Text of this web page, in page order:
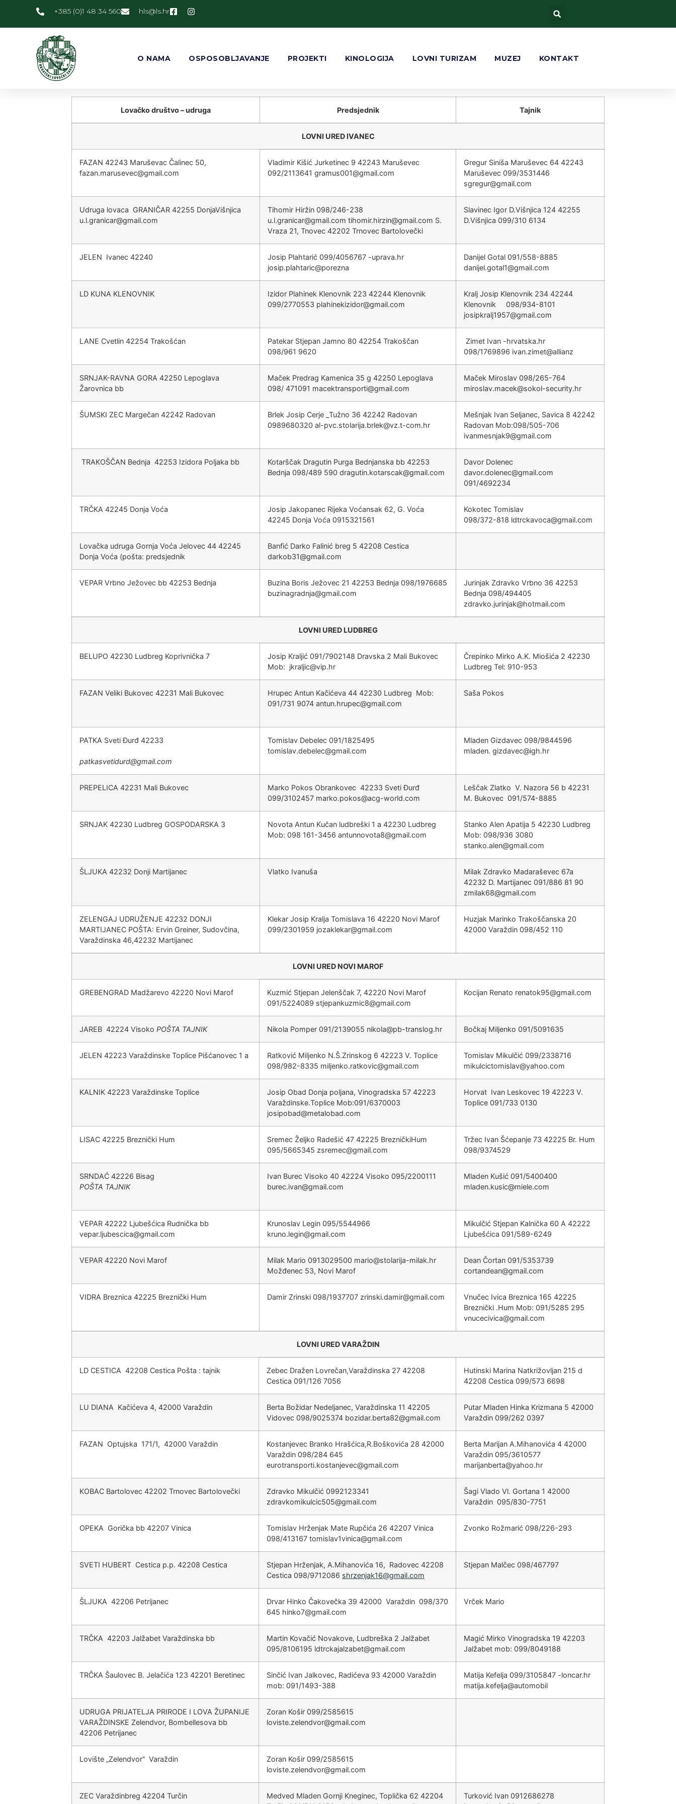
+385 (0)1 48 34 560 rh.sl
@slh
O NAMA OSPOSOBLJAVANJE PROJEKTI KINOLOGIJA LOVNI TURIZAM MUZEJ KONTAKT
Lovačko društvo – udruga Predsjednik Tajnik
LOVNI URED IVANEC
FAZAN 42243 Maruševac Čalinec 50,
moc.liamg
@cevesuram.nazaf
Vladimir Kišić Jurketinec 9 42243 Maruševec
092/2113641
moc.liamg
@100sumarg
Gregur Siniša Maruševec 64 42243
Maruševec 099/3531446
moc.liamg
@rugergs
Udruga lovaca GRANIČAR 42255 DonjaVišnjica
moc.liamg
@racinarg.l.u
Tihomir Hiržin 098/246-238
moc.liamg
@nizrih.rimohit
moc.liamg
@racinarg.l.u
S.
Vraza 21, Tnovec 42202 Trnovec Bartolovečki
Slavinec Igor D.Višnjica 124 42255
D.Višnjica 099/310 6134
JELEN Ivanec 42240 Josip Plahtarić 099/4056767 rh.avarpu-
anzerop
@cirathalp.pisoj
Danijel Gotal 091/558-8885
moc.liamg
@1latog.lejinad
LD KUNA KLENOVNIK
Izidor Plahinek Klenovnik 223 42244 Klenovnik
099/2770553
moc.liamg
@rodizikenihalp
Kralj Josip Klenovnik 234 42244
Klenovnik 098/934-8101
moc.liamg
@7591jlarkpisoj
LANE Cvetlin 42254 Trakošćan
Patekar Stjepan Jamno 80 42254 Trakoščan
098/961 9620
Zimet Ivan rh.akstavrh-
znailla
@temiz.navi
SRNJAK-RAVNA GORA 42250 Lepoglava
Žarovnica bb
Maček Predrag Kamenica 35 g 42250 Lepoglava
098/ 471091
moc.liamg
@itropsnartkecam
Maček Miroslav 098/265-764
rh.ytiruces-lokos
@kecam.valsorim
ŠUMSKI ZEC Margečan 42242 Radovan
Brlek Josip Cerje _Tužno 36 42242 Radovan
0989680320
rh.moc-t.zv
@kelrb.ajiralots.cvp-la
Mešnjak Ivan Seljanec, Savica 8 42242
Radovan Mob:098/505-706
moc.liamg
@9kajnsemnavi
TRAKOŠČAN Bednja 42253 Izidora Poljaka bb
Kotarščak Dragutin Purga Bednjanska bb 42253
Bednja 098/489 590
moc.liamg
@kacsratok.nitugard
Davor Dolenec
moc.liamg
@cenelod.rovad
091/4692234
TRČKA 42245 Donja Voća
Josip Jakopanec Rijeka Voćansak 62, G. Voća
42245 Donja Voća 0915321561
Kokotec Tomislav
moc.liamg
@acovakcrtdl
Lovačka udruga Gornja Voća Jelovec 44 42245
Donja Voća (pošta: predsjednik
Banfić Darko Falinić breg 5 42208 Cestica
moc.liamg
@13bokrad
VEPAR Vrbno Ježovec bb 42253 Bednja
Buzina Boris Ježovec 21 42253 Bednja 098/1976685
moc.liamg
@ajndarganizub
Jurinjak Zdravko Vrbno 36 42253
Bednja 098/494405
moc.liamtoh
@kajniruj.okvardz
LOVNI URED LUDBREG
BELUPO 42230 Ludbreg Koprivnička 7
Josip Kraljić 091/7902148 Dravska 2 Mali Bukovec
Mob:
rh.piv
@cijlarkj
Črepinko Mirko A.K. Miošića 2 42230
Ludbreg Tel: 910-953
FAZAN Veliki Bukovec 42231 Mali Bukovec
Hrupec Antun Kačićeva 44 42230 Ludbreg Mob:
091/731 9074
moc.liamg
@cepurh.nutna
Saša Pokos
PATKA Sveti Đurđ 42233
moc.liamg
@druditevsaktap
Tomislav Debelec 091/1825495
moc.liamg
@celebed.valsimot
Mladen Gizdavec 098/9844596
mladen.
rh.hgi
@cevadzig
PREPELICA 42231 Mali Bukovec
Marko Pokos Obrankovec 42233 Sveti Đurđ
099/3102457
moc.dlrow-gca
@sokop.okram
Leščak Zlatko V. Nazora 56 b 42231
M. Bukovec 091/574-8885
SRNJAK 42230 Ludbreg GOSPODARSKA 3
Novota Antun Kučan ludbreški 1 a 42230 Ludbreg
Mob: 098 161-3456
moc.liamg
@8atovonnutna
Stanko Alen Apatija 5 42230 Ludbreg
Mob: 098/936 3080
moc.liamg
@nela.oknats
ŠLJUKA 42232 Donji Martijanec Vlatko Ivanuša
Milak Zdravko Madaraševec 67a
42232 D. Martijanec 091/886 81 90
moc.liamg
@86kalimz
ZELENGAJ UDRUŽENJE 42232 DONJI
MARTIJANEC POŠTA: Ervin Greiner, Sudovčina,
Varaždinska 46,42232 Martijanec
Klekar Josip Kralja Tomislava 16 42220 Novi Marof
099/2301959
moc.liamg
@rakelkazoj
Huzjak Marinko Trakoščanska 20
42000 Varaždin 098/452 110
LOVNI URED NOVI MAROF
GREBENGRAD Madžarevo 42220 Novi Marof
Kuzmić Stjepan Jelenščak 7, 42220 Novi Marof
091/5224089
moc.liamg
@8cimzuknapejts
Kocijan Renato moc.liamg
@59kotaner
JAREB 42224 Visoko POŠTA TAJNIK Nikola Pomper 091/2139055 rh.golsnart-bp
@alokin Bočkaj Miljenko 091/5091635
JELEN 42223 Varaždinske Toplice Pišćanovec 1 a
Ratković Miljenko N.Š.Zrinskog 6 42223 V. Toplice
098/982-8335
moc.liamg
@civoktar.oknejlim
Tomislav Mikulčić 099/2338716
moc.oohay
@valsimotciclukim
KALNIK 42223 Varaždinske Toplice
Josip Obad Donja poljana, Vinogradska 57 42223
Varaždinske.Toplice Mob:091/6370003
moc.dabolatem
@dabopisoj
Horvat Ivan Leskovec 19 42223 V.
Toplice 091/733 0130
LISAC 42225 Breznički Hum
Sremec Željko Radešić 47 42225 BrezničkiHum
095/5665345
moc.liamg
@cemersz
Tržec Ivan Šćepanje 73 42225 Br. Hum
098/9374529
SRNDAĆ 42226 Bisag
POŠTA TAJNIK
Ivan Burec Visoko 40 42224 Visoko 095/2200111
moc.liamg
@navi.cerub
Mladen Kušić 091/5400400
moc.eleim
@cisuk.nedalm
VEPAR 42222 Ljubešćica Rudnička bb
moc.liamg
@acicsebujl.rapev
Krunoslav Legin 095/5544966
moc.liamg
@nigel.onurk
Mikulčić Stjepan Kalnička 60 A 42222
Ljubešćica 091/589-6249
VEPAR 42220 Novi Marof Milak Mario 0913029500 rh.kalim-ajiralots
@oiram
Možđenec 53, Novi Marof
Dean Čortan 091/5353739
moc.liamg
@naednatroc
VIDRA Breznica 42225 Breznički Hum Damir Zrinski 098/1937707 moc.liamg
@rimad.iksnirz
Vnučec Ivica Breznica 165 42225
Breznički .Hum Mob: 091/5285 295
moc.liamg
@acivicecunv
LOVNI URED VARAŽDIN
LD CESTICA 42208 Cestica Pošta : tajnik
Zebec Dražen Lovrečan,Varaždinska 27 42208
Cestica 091/126 7056
Hutinski Marina Natkrižovljan 215 d
42208 Cestica 099/573 6698
LU DIANA Kačićeva 4, 42000 Varaždin
Berta Božidar Nedeljanec, Varaždinska 11 42205
Vidovec 098/9025374
moc.liamg
@28atreb.radizob
Putar Mladen Hinka Krizmana 5 42000
Varaždin 099/262 0397
FAZAN Optujska 171/1, 42000 Varaždin
Kostanjevec Branko Hrašćica,R.Boškovića 28 42000
Varaždin 098/284 645
moc.liamg
@cevejnatsok.itropsnartorue
Berta Marijan A.Mihanovića 4 42000
Varaždin 095/3610577
rh.oohay
@atrebnajiram
KOBAC Bartolovec 42202 Trnovec Bartolovečki
Zdravko Mikulčić 0992123341
moc.liamg
@505ciclukimokvardz
Šagi Vlado Vl. Gortana 1 42000
Varaždin 095/830-7751
OPEKA Gorička bb 42207 Vinica
Tomislav Hrženjak Mate Rupčića 26 42207 Vinica
098/413167
moc.liamg
@aciniv1valsimot
Zvonko Rožmarić 098/226-293
SVETI HUBERT Cestica p.p. 42208 Cestica
Stjepan Hrženjak, A.Mihanovića 16, Radovec 42208
Cestica
moc.liamg
@61kajnezrhs
Stjepan Malčec 098/467797
ŠLJUKA 42206 Petrijanec
Drvar Hinko Čakovečka 39 42000 Varaždin 098/370
645
moc.liamg
@7oknih
Vrček Mario
TRČKA 42203 Jalžabet Varaždinska bb
Martin Kovačić Novakove, Ludbreška 2 Jalžabet
095/8106195
moc.liamg
@tebazlajakcrtdl
Magić Mirko Vinogradska 19 42203
Jalžabet mob: 099/8049188
TRČKA Šaulovec B. Jelačića 123 42201 Beretinec
Sinčić Ivan Jalkovec, Radićeva 93 42000 Varaždin
mob: 091/1493-388
Matija Kefelja 099/3105847 rh.racnol-
libomotua
@ajlefek.ajitam
UDRUGA PRIJATELJA PRIRODE I LOVA ŽUPANIJE
VARAŽDINSKE Zelendvor, Bombellesova bb
42206 Petrijanec
Zoran Košir 099/2585615
moc.liamg
@rovdnelez.etsivol
Lovište „Zelendvor“ Varaždin
Zoran Košir 099/2585615
moc.liamg
@rovdnelez.etsivol
ZEC Varaždinbreg 42204 Turčin
Medved Mladen Gornji Kneginec, Toplička 62 42204
Turković Ivan 0912686278